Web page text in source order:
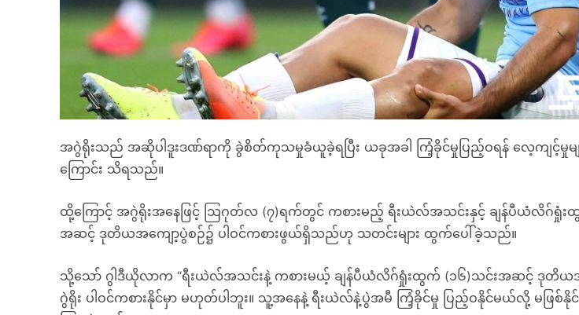
အဂွဲရိုးသည် အဆိုပါဒူးဒဏ်ရာကို ခွဲစိတ်ကုသမှုခံယူခဲ့ရပြီး ယခုအခါ ကြံ့ခိုင်မှုပြည့်ဝရန် လေ့ကျင့်မှုမျ
ကြောင်း သိရသည်။
ထို့ကြောင့် အဂွဲရိုးအနေဖြင့် သြဂုတ်လ (၇)ရက်တွင် ကစားမည့် ရီးယဲလ်အသင်းနှင့် ချန်ပီယံလိဂ်ရှုံး
အဆင့် ဒုတိယအကျော့ပွဲစဉ်၌ ပါဝင်ကစားဖွယ်ရှိသည်ဟု သတင်းများ ထွက်ပေါ်ခဲ့သည်။
သို့သော် ဂွါဒီယိုလာက “ရီးယဲလ်အသင်းနဲ့ ကစားမယ့် ချန်ပီယံလိဂ်ရှုံးထွက် (၁၆)သင်းအဆင့် ဒုတိယ
ဂွဲရိုး ပါဝင်ကစားနိုင်မှာ မဟုတ်ပါဘူး။ သူ့အနေနဲ့ ရီးယဲလ်နဲ့ပွဲအမီ ကြံ့ခိုင်မှု ပြည့်ဝနိုင်မယ်လို့ မဖြစ်နိုင်